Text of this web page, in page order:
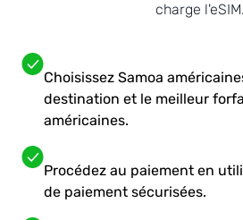
charge l'eSIM.
Choisissez Samoa
destination et le meilleur
américaines.
Procédez au paiement en
de paiement sécurisées.